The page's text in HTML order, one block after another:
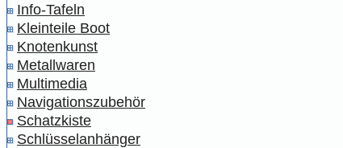
Info-Tafeln
Kleinteile Boot
Knotenkunst
Metallwaren
Multimedia
Navigationszubehör
Schatzkiste
Schlüsselanhänger